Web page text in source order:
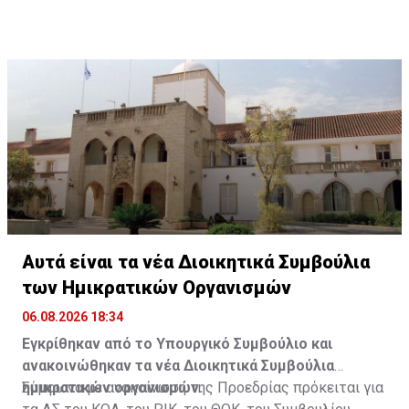
Πρόεδρος και τα μέλη του συμβουλίου του
Πηγή: ΚΥΠΕ
Αυτά είναι τα νέα Διοικητικά Συμβούλια
των Ημικρατικών Οργανισμών
06.08.2026 18:34
Εγκρίθηκαν από το Υπουργικό Συμβούλιο και
ανακοινώθηκαν τα νέα Διοικητικά Συμβούλια
ημικρατικών οργανισμών.
Σύμφωνα με ανακοίνωση της Προεδρίας πρόκειται για